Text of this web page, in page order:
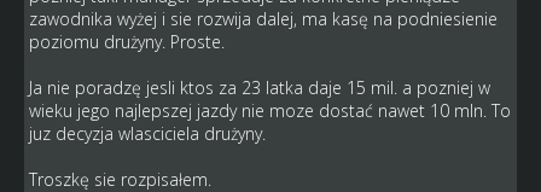
zawodnika wyżej i sie rozwija dalej, ma kasę na podniesienie
poziomu drużyny. Proste.
Ja nie poradzę jesli ktos za 23 latka daje 15 mil. a pozniej w
wieku jego najlepszej jazdy nie moze dostać nawet 10 mln. To
juz decyzja wlasciciela drużyny.
Troszkę sie rozpisałem.